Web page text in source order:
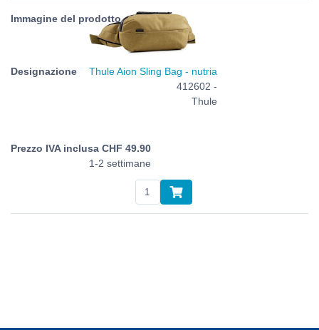
Thule Aion Sling Bag - nutria
412602 -
Thule
CHF 49.90
1-2 settimane